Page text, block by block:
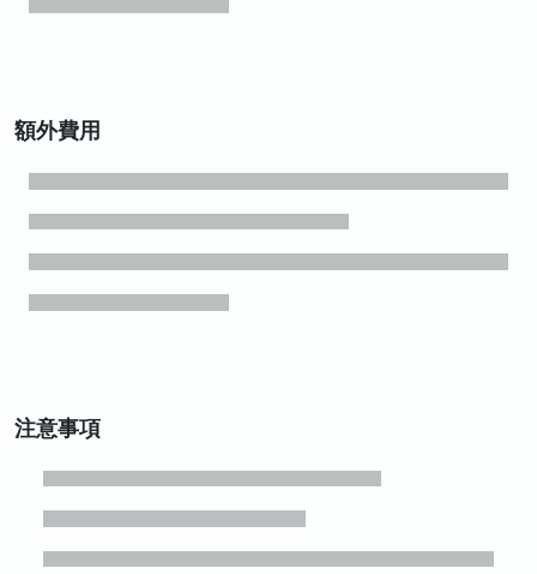
額外費用
注意事項